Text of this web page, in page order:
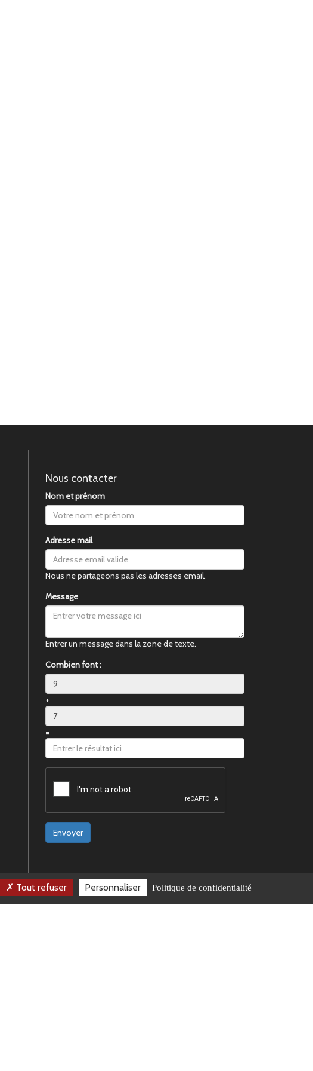
Nous contacter
Nom et prénom
Adresse mail
Nous ne partageons pas les adresses email.
Message
Entrer un message dans la zone de texte.
Combien font :
+
=
Envoyer
Tout refuser Personnaliser Politique de confidentialité